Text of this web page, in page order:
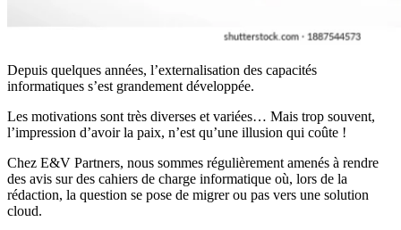
Depuis quelques années, l’externalisation des capacités
informatiques s’est grandement développée.
Les motivations sont très diverses et variées… Mais trop souvent,
l’impression d’avoir la paix, n’est qu’une illusion qui coûte !
Chez E&V Partners, nous sommes régulièrement amenés à rendre
des avis sur des cahiers de charge informatique où, lors de la
rédaction, la question se pose de migrer ou pas vers une solution
cloud.